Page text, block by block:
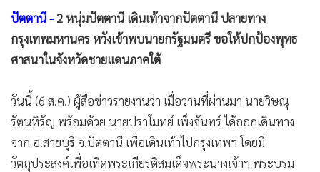
•
ชุมชน-คุณภาพชีวิต
• อาชญากรรม
• เกม
• วิทยาศาสตร์
• SMEs
• หุ้น
ปัตตานี -2 หนุ่มปัตตานี เดินเท้าจากปัตตานี ปลายทาง
กรุงเทพมหานคร หวังเข้าพบนายกรัฐมนตรี ขอให้ปกป้องพุทธ
ศาสนาในจังหวัดชายแดนภาคใต้
วันนี้ (6 ส.ค.) ผู้สื่อข่าวรายงานว่า เมื่อวานที่ผ่านมา นายวิษณุ
รัตนหิรัญ พร้อมด้วย นายปราโมทย์ เพ็งจันทร์ ได้ออกเดินทาง
จาก อ.สายบุรี จ.ปัตตานี เพื่อเดินเท้าไปกรุงเทพฯ โดยมี
วัตถุประสงค์เพื่อเทิดพระเกียรติสมเด็จพระนางเจ้าฯ พระบรม